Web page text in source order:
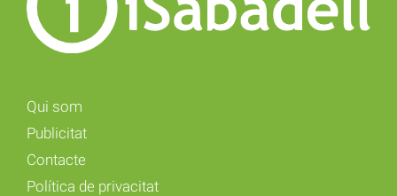
Qui som
Publicitat
Contacte
Política de privacitat